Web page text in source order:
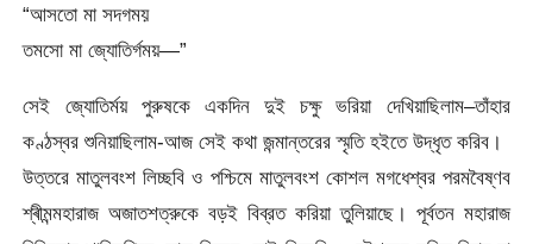
“আসতো মা সদগময়
তমসো মা জ্যোতিৰ্গময়—”
সেই জ্যোতির্ময় পুরুষকে একদিন দুই চক্ষু ভরিয়া দেখিয়াছিলাম–তাঁহার
কণ্ঠস্বর শুনিয়াছিলাম-আজ সেই কথা জন্মান্তরের স্মৃতি হইতে উদ্ধৃত করিব।
উত্তরে মাতুলবংশ লিচ্ছবি ও পশ্চিমে মাতুলবংশ কোশল মগধেশ্বর পরমবৈষ্ণব
শ্ৰীমন্মহারাজ অজাতশত্রুকে বড়ই বিব্রত করিয়া তুলিয়াছে। পূর্বতন মহারাজ